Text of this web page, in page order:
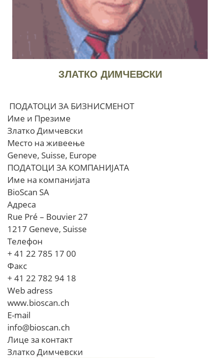
ЗЛАТКО ДИМЧЕВСКИ
ПОДАТОЦИ ЗА БИЗНИСМЕНОТ
Име и Презиме
Златко Димчевски
Место на живеење
Geneve, Suisse, Europe
ПОДАТОЦИ ЗА КОМПАНИЈАТА
Име на компанијата
BioScan SA
Адреса
Rue Pré – Bouvier 27
1217 Geneve, Suisse
Телефон
+ 41 22 785 17 00
Факс
+ 41 22 782 94 18
Web adress
www.bioscan.ch
E-mail
info@bioscan.ch
Лице за контакт
Златко Димчевски